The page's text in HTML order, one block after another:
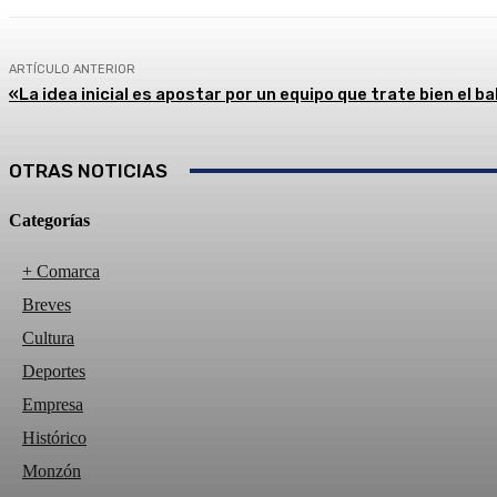
ARTÍCULO ANTERIOR
«La idea inicial es apostar por un equipo que trate bien el
OTRAS NOTICIAS
Categorías
+ Comarca
Breves
Cultura
Deportes
Empresa
Histórico
Monzón